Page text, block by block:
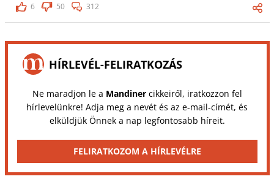
6
50 312
HÍRLEVÉL-FELIRATKOZÁS
Ne maradjon le a Mandinercikkeiről, iratkozzon fel
hírlevelünkre! Adja meg a nevét és az e-mail-címét, és
elküldjük Önnek a nap legfontosabb híreit.
FELIRATKOZOM A HÍRLEVÉLRE